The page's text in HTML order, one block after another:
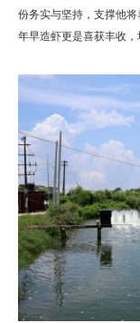
份务实与坚持，支撑他
年早造虾更是喜获丰收，